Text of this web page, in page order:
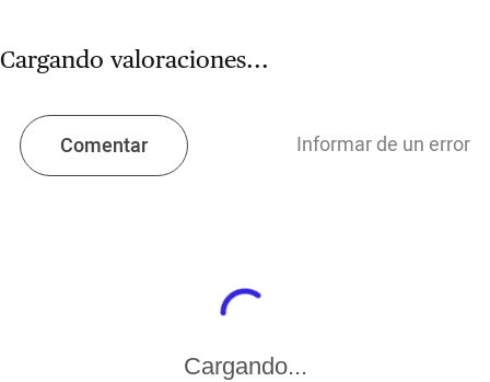
Cargando valoraciones...
Comentar Informar de un error
Cargando...